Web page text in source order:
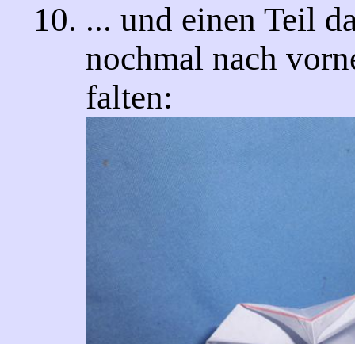
... und einen Teil
nochmal nach
falten: